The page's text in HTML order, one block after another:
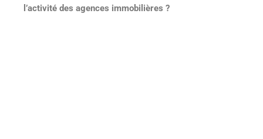
l’activité des agences immobilières ?